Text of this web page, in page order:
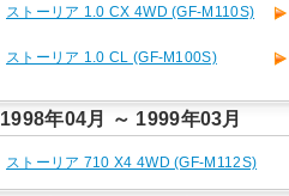
ストーリア 1.0 CX 4WD (GF-M110S)
ストーリア 1.0 CL (GF-M100S)
1998年04月 ～ 1999年03月
ストーリア 710 X4 4WD (GF-M112S)